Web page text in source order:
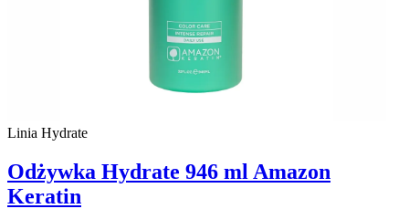
Linia Hydrate
Odżywka Hydrate 946 ml Amazon
Keratin